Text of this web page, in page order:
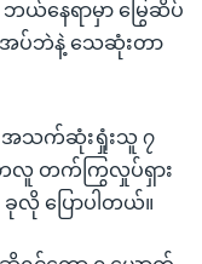
ယ်နေရာမှာ မြွေဆိပ်
အပ်ဘဲနဲ့ သေဆုံးတာ
အသက်ဆုံးရှုံးသူ ၇
တက်ကြွလှုပ်ရှား
ပြောပါတယ်။